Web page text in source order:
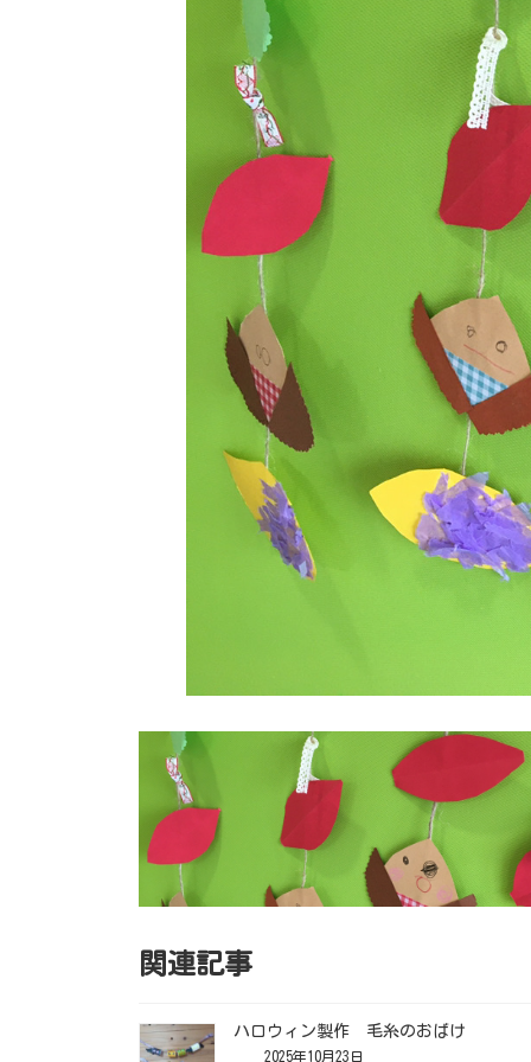
関連記事
ハロウィン製作 毛糸のおばけ
2025年10月23日